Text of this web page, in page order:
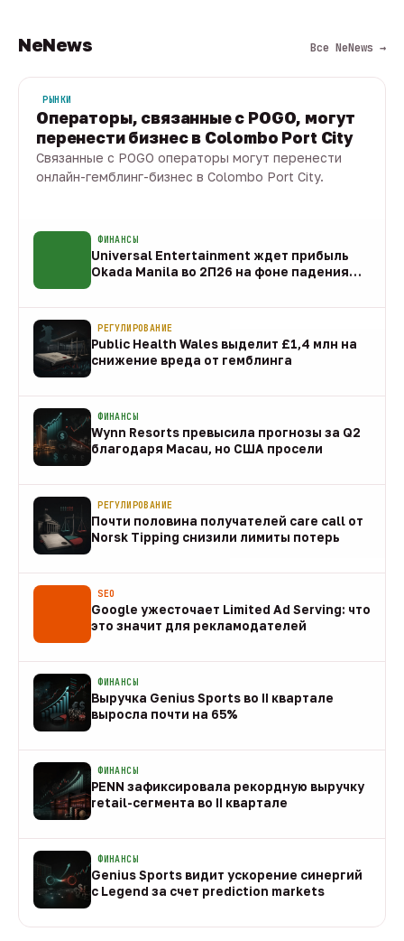
NeNews Все NeNews →
РЫНКИ
Операторы, связанные с POGO, могут
перенести бизнес в Colombo Port City
Связанные с POGO операторы могут перенести
онлайн-гемблинг-бизнес в Colombo Port City.
ФИНАНСЫ
Universal Entertainment ждет прибыль
Okada Manila во 2П26 на фоне падения
РЕГУЛИРОВАНИЕ
Public Health Wales выделит £1,4 млн на
снижение вреда от гемблинга
ФИНАНСЫ
Wynn Resorts превысила прогнозы за Q2
благодаря Macau, но США просели
РЕГУЛИРОВАНИЕ
Почти половина получателей care call от
Norsk Tipping снизили лимиты потерь
SEO
Google ужесточает Limited Ad Serving: что
это значит для рекламодателей
ФИНАНСЫ
Выручка Genius Sports во II квартале
выросла почти на 65%
ФИНАНСЫ
PENN зафиксировала рекордную выручку
retail-сегмента во II квартале
ФИНАНСЫ
Genius Sports видит ускорение синергий
с Legend за счет prediction markets